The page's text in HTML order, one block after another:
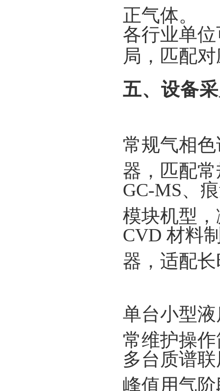
正气体。
各行业单
局，匹配
五、设备
常规气相
器，匹配
GC-MS、
模块机型
CVD 材料
器，适配
单台小型
常维护操
多台质谱
峰值用气